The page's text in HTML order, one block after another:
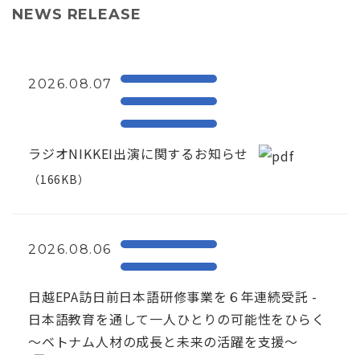
NEWS RELEASE
2026.08.07
ラジオNIKKEI出演に関するお知らせ
（166KB）
2026.08.06
日越EPA訪日前日本語研修事業を６年連続受託 -
日本語教育を通して一人ひとりの可能性をひらく
～ベトナム人材の成長と未来の活躍を支援～